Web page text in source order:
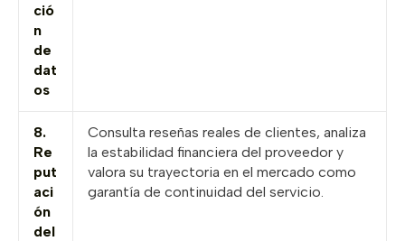
ció
n
de
dat
os
8.
Re
put
aci
ón
del
Consulta reseñas reales de clientes, analiza
la estabilidad financiera del proveedor y
valora su trayectoria en el mercado como
garantía de continuidad del servicio.